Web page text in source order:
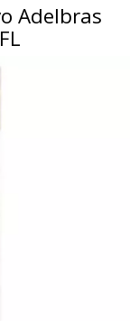
Adelbras